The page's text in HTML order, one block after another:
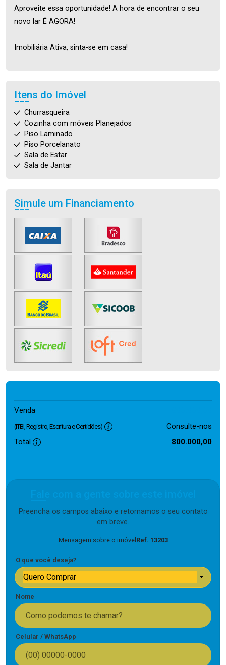
Aproveite essa oportunidade! A hora de encontrar o seu
novo lar É AGORA!
Imobiliária Ativa, sinta-se em casa!
Itens do Imóvel
Churrasqueira
Cozinha com móveis Planejados
Piso Laminado
Piso Porcelanato
Sala de Estar
Sala de Jantar
Simule um Financiamento
Venda
(ITBI, Registro, Escritura e Certidões)
Consulte-nos
Total
800.000,00
Preencha os campos abaixo e retornamos o seu contato
em breve.
Mensagem sobre o imóvel Ref. 13203
O que você deseja?
Quero Comprar
Nome
Celular / WhatsApp